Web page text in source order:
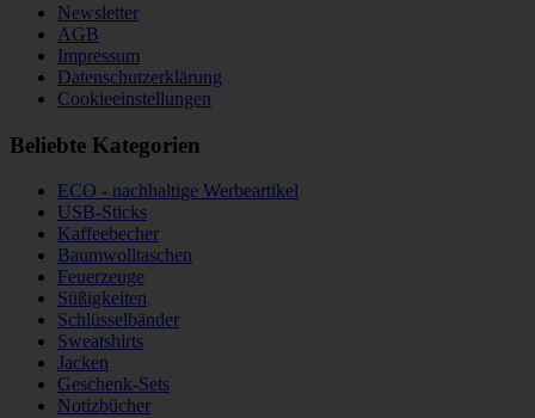
Newsletter
AGB
Impressum
Datenschutzerklärung
Cookieeinstellungen
Beliebte Kategorien
ECO - nachhaltige Werbeartikel
USB-Sticks
Kaffeebecher
Baumwolltaschen
Feuerzeuge
Süßigkeiten
Schlüsselbänder
Sweatshirts
Jacken
Geschenk-Sets
Notizbücher